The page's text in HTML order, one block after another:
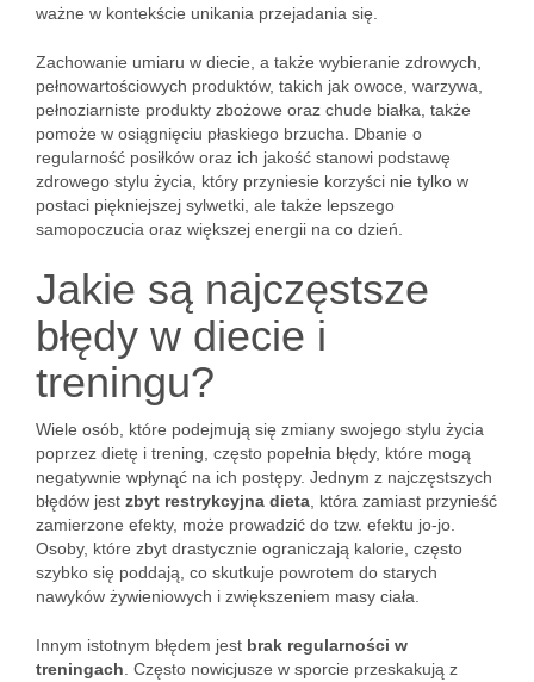
ważne w kontekście unikania przejadania się.
Zachowanie umiaru w diecie, a także wybieranie zdrowych,
pełnowartościowych produktów, takich jak owoce, warzywa,
pełnoziarniste produkty zbożowe oraz chude białka, także
pomoże w osiągnięciu płaskiego brzucha. Dbanie o
regularność posiłków oraz ich jakość stanowi podstawę
zdrowego stylu życia, który przyniesie korzyści nie tylko w
postaci piękniejszej sylwetki, ale także lepszego
samopoczucia oraz większej energii na co dzień.
Jakie są najczęstsze
błędy w diecie i
treningu?
Wiele osób, które podejmują się zmiany swojego stylu życia
poprzez dietę i trening, często popełnia błędy, które mogą
negatywnie wpłynąć na ich postępy. Jednym z najczęstszych
błędów jest zbyt restrykcyjna dieta , która zamiast przynieść
zamierzone efekty, może prowadzić do tzw. efektu jo-jo.
Osoby, które zbyt drastycznie ograniczają kalorie, często
szybko się poddają, co skutkuje powrotem do starych
nawyków żywieniowych i zwiększeniem masy ciała.
Innym istotnym błędem jest brak regularności w
treningach . Często nowicjusze w sporcie przeskakują z